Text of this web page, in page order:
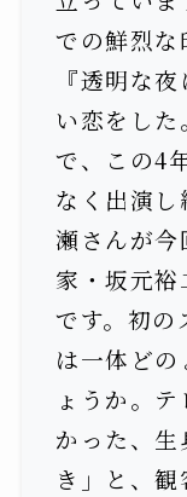
での鮮烈
『透明な
い恋をし
で、この4
なく出演
瀬さんが
家・坂元裕
です。初の
は一体ど
ょうか。
かった、
き」と、